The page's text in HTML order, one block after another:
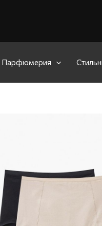
Парфюмерия